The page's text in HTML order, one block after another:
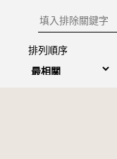
排除關鍵字
排列順序